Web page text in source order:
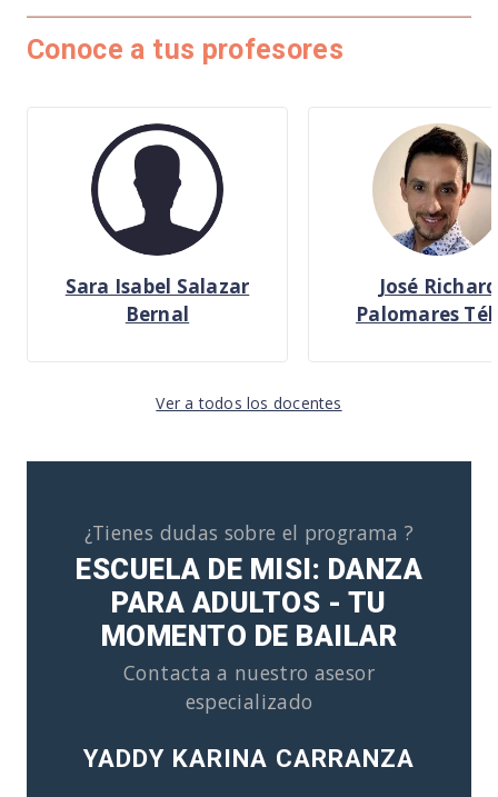
Conoce a tus profesores
Sara Isabel Salazar
Bernal
José Richard
Palomares
Ver a todos los docentes
¿Tienes dudas sobre el programa ?
ESCUELA DE MISI: DANZA
PARA ADULTOS - TU
MOMENTO DE BAILAR
Contacta a nuestro asesor
especializado
YADDY KARINA CARRANZA